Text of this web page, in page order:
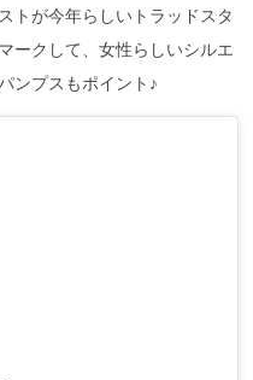
トが今年らしいトラッドスタ
ークして、女性らしいシルエ
ンプスもポイント♪